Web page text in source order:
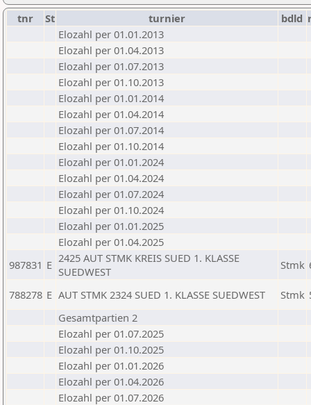
tnr St turnier bdld
Elozahl per 01.01.2013
Elozahl per 01.04.2013
Elozahl per 01.07.2013
Elozahl per 01.10.2013
Elozahl per 01.01.2014
Elozahl per 01.04.2014
Elozahl per 01.07.2014
Elozahl per 01.10.2014
Elozahl per 01.01.2024
Elozahl per 01.04.2024
Elozahl per 01.07.2024
Elozahl per 01.10.2024
Elozahl per 01.01.2025
Elozahl per 01.04.2025
987831 E 2425 AUT STMK KREIS SUED 1. KLASSE
SUEDWEST
Stmk
788278 E AUT STMK 2324 SUED 1. KLASSE SUEDWEST Stmk
Gesamtpartien 2
Elozahl per 01.07.2025
Elozahl per 01.10.2025
Elozahl per 01.01.2026
Elozahl per 01.04.2026
Elozahl per 01.07.2026